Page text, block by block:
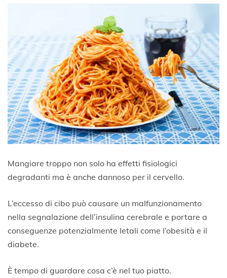
Mangiare troppo non solo ha effetti fisiologici
degradanti ma è anche dannoso per il cervello.
L’eccesso di cibo può causare un malfunzionamento
nella segnalazione dell’insulina cerebrale e portare a
conseguenze potenzialmente letali come l’obesità e il
diabete.
È tempo di guardare cosa c’è nel tuo piatto.